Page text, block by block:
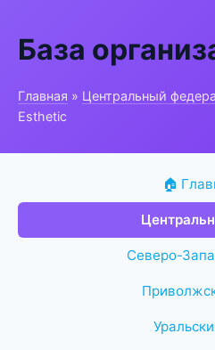
База
Главная » Центральный
Esthetic
🏠
Северо-